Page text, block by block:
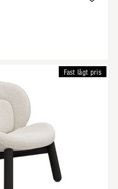
Fast lågt pris